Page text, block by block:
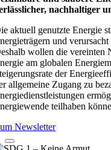
nachhaltiger
aktuell genutzte Energie
und
wollen die vereinten
am globalen
der
allgemeine Zugang zu
teilhaben
Newsletter